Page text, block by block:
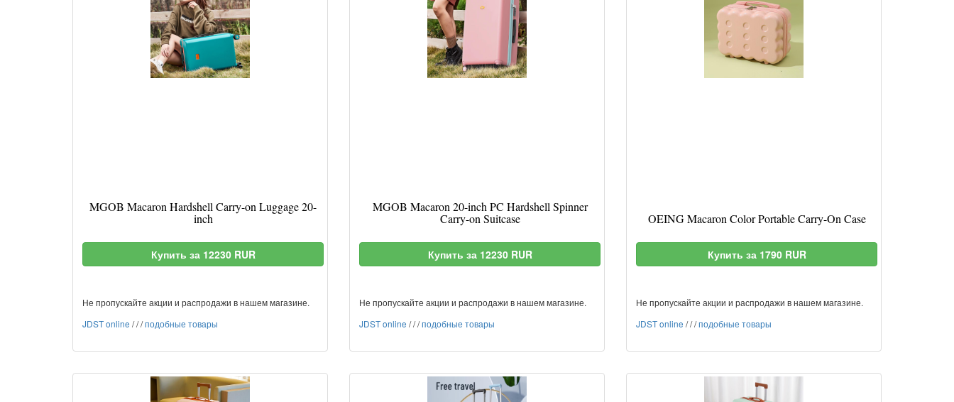
MGOB Macaron Hardshell Carry-on Luggage 20-
inch
Купить за 12230 RUR
Не пропускайте акции и распродажи в нашем магазине.
JDST online ///подобные товары
MGOB Macaron 20-inch PC Hardshell Spinner
Carry-on Suitcase
Купить за 12230 RUR
Не пропускайте акции и распродажи в нашем магазине.
JDST online ///подобные товары
OEING Macaron Color Portable Carry-On Case
Купить за 1790 RUR
Не пропускайте акции и распродажи в нашем магазине.
JDST online ///подобные товары